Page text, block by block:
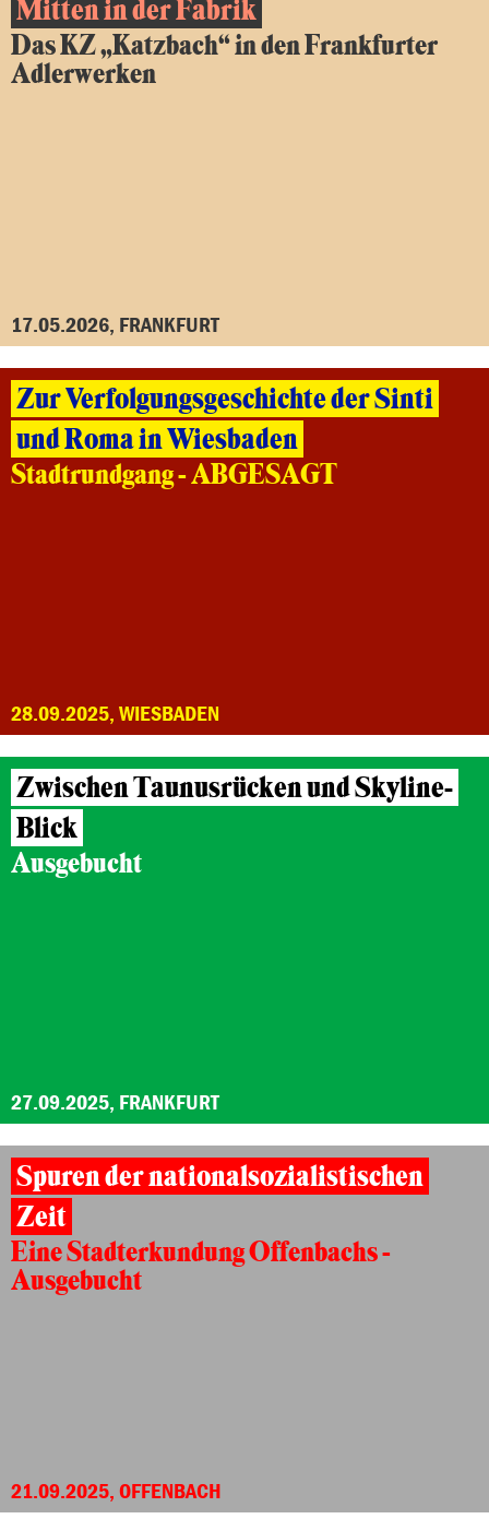
Mitten in der Fabrik
Das KZ „Katzbach“ in den Frankfurter
Adlerwerken
17.05.2026, FRANKFURT
Zur Verfolgungsgeschichte der Sinti
und Roma in Wiesbaden
Stadtrundgang - ABGESAGT
28.09.2025, WIESBADEN
Zwischen Taunusrücken und Skyline-
Blick
Ausgebucht
27.09.2025, FRANKFURT
Spuren der nationalsozialistischen
Zeit
Eine Stadterkundung Offenbachs -
Ausgebucht
21.09.2025, OFFENBACH